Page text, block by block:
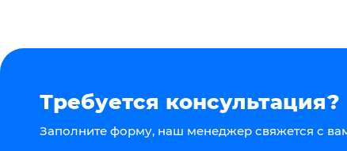
Требуется консультация?
Заполните форму, наш менеджер свяжется с